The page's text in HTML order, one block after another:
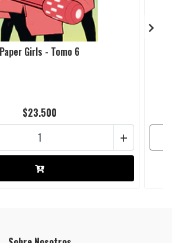
Paper Girls - Tomo 6
$23.500
+